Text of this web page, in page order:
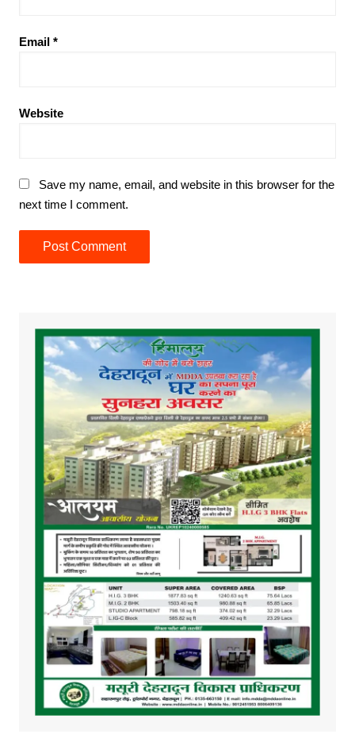
Email *
Website
Save my name, email, and website in this browser for the
next time I comment.